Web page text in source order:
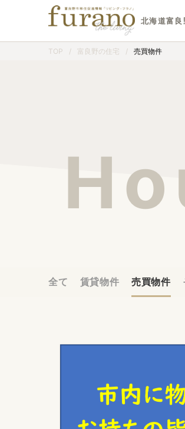
北海道富良
TOP / 富良野の住宅 / 売買物件
全て 賃貸物件 売買物件